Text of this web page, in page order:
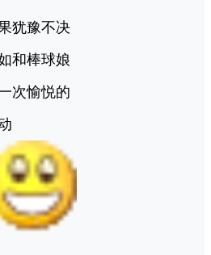
犹豫不决
和棒球娘
次愉悦的